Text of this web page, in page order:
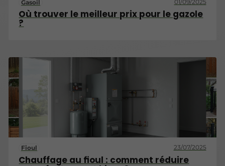
Gasoil 01/09/2025
Où trouver le meilleur prix pour le gazole
?
Fioul 23/07/2025
Chauffage au fioul : comment réduire